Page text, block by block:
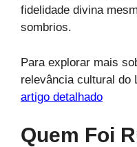
fidelidade divina
sombrios.
Para explorar mais
relevância cultural do
artigo detalhado
Quem Foi